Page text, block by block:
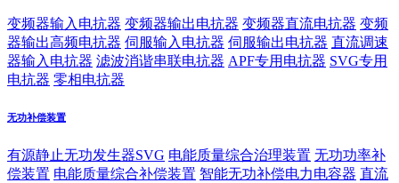
变频器输入电抗器 变频器输出电抗器 变频器直流电抗器 变频
器输出高频电抗器 伺服输入电抗器 伺服输出电抗器 直流调速
器输入电抗器 滤波消谐串联电抗器 APF专用电抗器 SVG专用
电抗器 零相电抗器
无功补偿装置
有源静止无功发生器SVG 电能质量综合治理装置 无功功率补
偿装置 电能质量综合补偿装置 智能无功补偿电力电容器 直流